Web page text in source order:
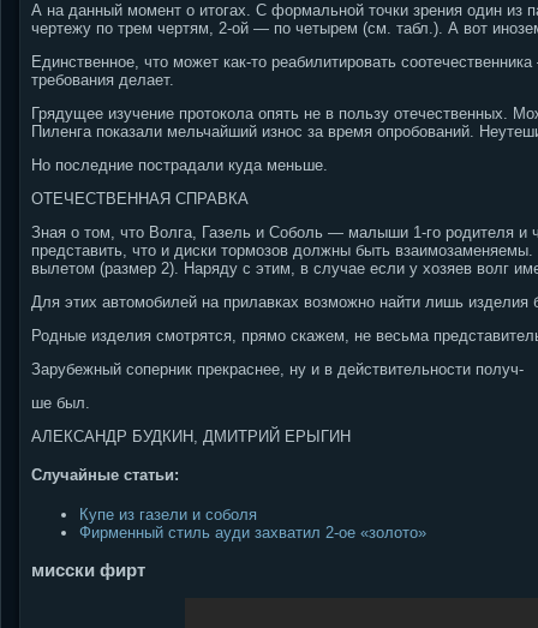
А на данный момент о итогах. С формальной точки зрения один из
чертежу по трем чертям, 2-ой — по четырем (см. табл.). А вот
Единственное, что может как-то реабилитировать
требования делает.
Грядущее изучение протокола опять не в пользу отечественных.
Пиленга показали мельчайший износ за время опробований.
Но последние пострадали куда меньше.
ОТЕЧЕСТВЕННАЯ СПРАВКА
Зная о том, что Волга, Газель и Соболь — малыши 1-го родителя и
представить, что и диски тормозов должны быть
вылетом (размер 2). Наряду с этим, в случае если у хозяев волг
Для этих автомобилей на прилавках возможно найти лишь
Родные изделия смотрятся, прямо скажем, не весьма
Зарубежный соперник прекраснее, ну и в действительности получ-
ше был.
АЛЕКСАНДР БУДКИН, ДМИТРИЙ ЕРЫГИН
Случайные статьи:
Купе из газели и соболя
Фирменный стиль ауди захватил 2-ое «золото»
мисски фирт